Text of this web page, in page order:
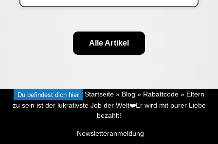
Alle Artikel
Du befindest dich hier Startseite » Blog » Rabattcode » Eltern
zu sein ist der lukrativste Job der Welt❤️Er wird mit purer Liebe
bezahlt!
Newsletteranmeldung